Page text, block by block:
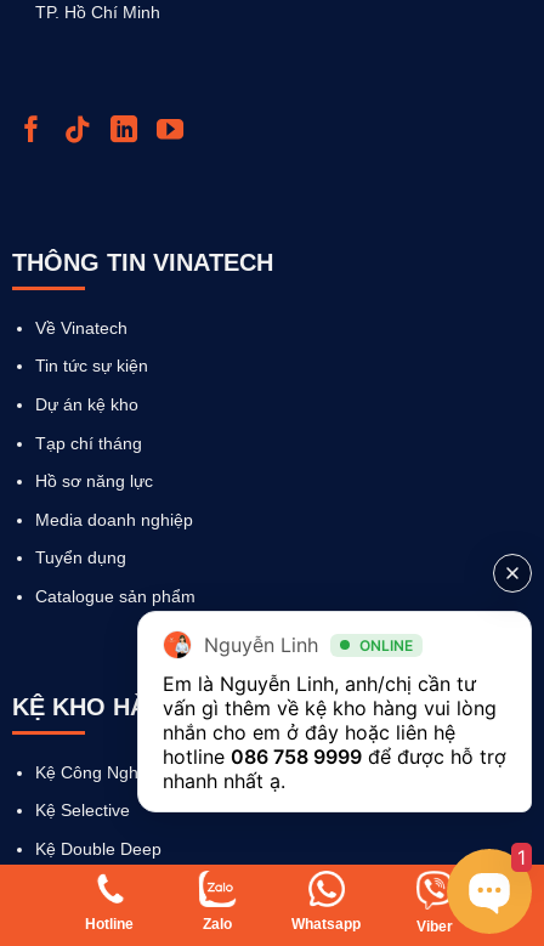
TP. Hồ Chí Minh
THÔNG TIN VINATECH
Về Vinatech
Tin tức sự kiện
Dự án kệ kho
Tạp chí tháng
Hồ sơ năng lực
Media doanh nghiệp
Tuyển dụng
Catalogue sản phẩm
KỆ KHO HÀNG
Kệ Công Nghiệp
Kệ Selective
Kệ Double Deep
Kệ Hạng Nặng
Kệ Sàn Mezzanine
Hotline Zalo Whatsapp Viber
Nguyễn Linh ONLINE
Em là Nguyễn Linh, anh/chị cần tư
vấn gì thêm về kệ kho hàng vui lòng
nhắn cho em ở đây hoặc liên hệ
hotline 086 758 9999 để được hỗ trợ
nhanh nhất ạ.
1